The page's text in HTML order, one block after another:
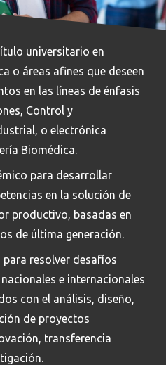
universitario en
o áreas afines que deseen
en las líneas de énfasis
Control y
o electrónica
Biomédica.
para desarrollar
en la solución de
productivo, basadas en
de última generación.
resolver desafíos
e internacionales
con el análisis, diseño,
de proyectos
transferencia